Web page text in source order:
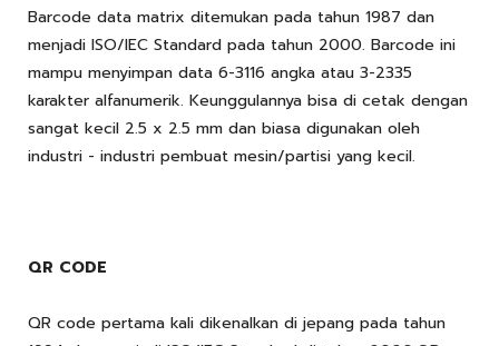
Barcode data matrix ditemukan pada tahun 1987 dan
menjadi ISO/IEC Standard pada tahun 2000. Barcode ini
mampu menyimpan data 6-3116 angka atau 3-2335
karakter alfanumerik. Keunggulannya bisa di cetak dengan
sangat kecil 2.5 x 2.5 mm dan biasa digunakan oleh
industri - industri pembuat mesin/partisi yang kecil.
QR CODE
QR code pertama kali dikenalkan di jepang pada tahun